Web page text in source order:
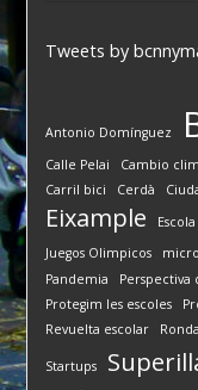
Tweets by
Antonio Domínguez
Calle Pelai
Cambio
Carril bici
Cerdà
Eixample
Juegos Olimpicos
Pandemia
Perspectiva
Protegim les escoles
Revuelta escolar
Startups